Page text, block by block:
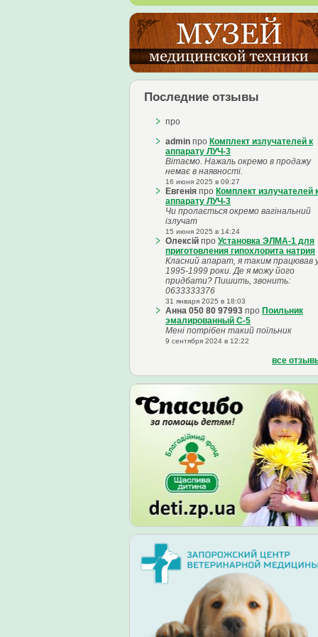
Последние отзывы
про
admin про Комплект излучателей к
аппарату ЛУЧ-3
Вітаємо. Нажаль окремо в продажу
немає в наявності.
16 июня 2025 в 09:27
Евгенія про Комплект излучателей
аппарату ЛУЧ-3
Чи пролається окремо вагінальний
ізлучат
15 июня 2025 в 14:24
Олексій про Установка ЭЛМА-1 для
приготовления гипохлорита натрия
Класний апарат, я таким працював
1995-1999 роки. Де я можу його
придбати? Пишить, звонить:
0633333376
31 января 2025 в 18:03
Анна 050 80 97993 про Поильник
эмалированный С-5
Мені потрібен такий поїльник
9 сентября 2024 в 12:22
все